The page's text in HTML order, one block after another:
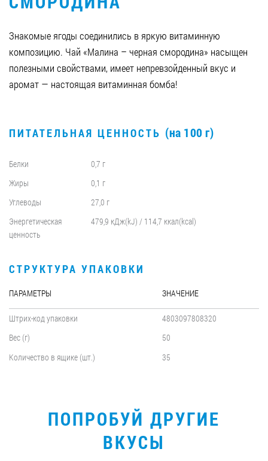
0412 42 29 23
Знакомые ягоды соединились в яркую витаминную
композицию. Чай «Малина – черная смородина» насыщен
полезными свойствами, имеет непревзойденный вкус и
аромат — настоящая витаминная бомба!
ПИТАТЕЛЬНАЯ ЦЕННОСТЬ (на 100 г)
Белки
0,7 г
Жиры
0,1 г
Углеводы
27,0 г
Энергетическая
ценность
479,9 кДж(kJ) / 114,7 ккал(kcal)
СТРУКТУРА УПАКОВКИ
ПАРАМЕТРЫ ЗНАЧЕНИЕ
Штрих-код упаковки
4803097808320
Вес (г)
50
Количество в ящике (шт.)
35
ПОПРОБУЙ ДРУГИЕ
ВКУСЫ